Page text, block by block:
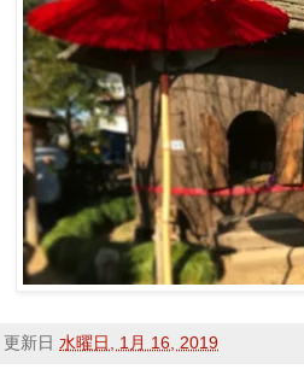
更新日 水曜日, 1月 16, 2019